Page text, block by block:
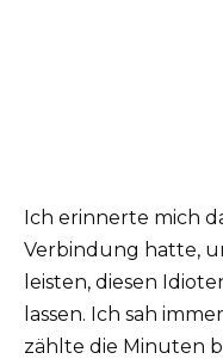
Ich erinnerte mich
Verbindung hatte,
leisten, diesen
lassen. Ich sah
zählte die Minuten